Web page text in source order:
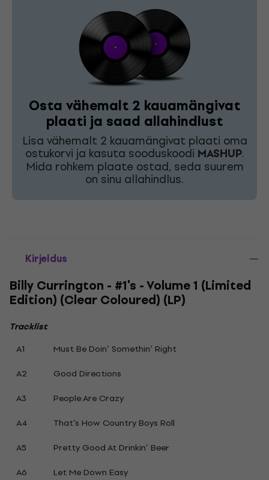
Osta vähemalt 2 kauamängivat
plaati ja saad allahindlust
Lisa vähemalt 2 kauamängivat plaati oma
ostukorvi ja kasuta sooduskoodi MASHUP.
Mida rohkem plaate ostad, seda suurem
on sinu allahindlus.
Kirjeldus
Billy Currington - #1's - Volume 1 (Limited
Edition) (Clear Coloured) (LP)
Tracklist
A1
Must Be Doin’ Somethin’ Right
A2
Good Directions
A3
People Are Crazy
A4
That’s How Country Boys Roll
A5
Pretty Good At Drinkin’ Beer
A6
Let Me Down Easy